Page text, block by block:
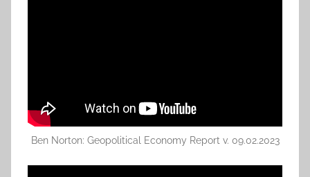
Ben Norton: Geopolitical Economy Report v. 09.02.2023